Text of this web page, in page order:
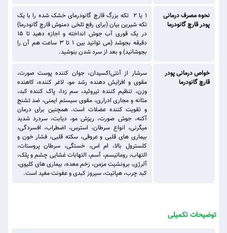
نحوه مصرف درمانی
پودر قارچ گانودرما
۱ یا ۲ تکه بزرگ قارچ ‌گانودرمای خشک شده را با یک
تکه شیرین بیان (برای رفع تلخی دمنوش قارچ گانودرما)
در یک قوری آب جوش انداخته و اجازه دهید تا 15
دقیقه بجوشد (می توانید بین 1 تا 3 ساعت هم آن را
بجوشانید) و بعد از سرد شدن بنوشید.
خواص درمانی پودر
قارچ گانودرما
سرشار از آنتی‌اکسیدان، جوان کننده پوست صورت،
مقوی و افزایش دهنده رشد مو، لاغر کننده، کاهنده
وزن، تنظیم کننده تیروئید، سم زدا، پاک کننده کبد،
مثانه و مجاری ادراری، مقوی سیستم ایمنی، ضد تشنج
و تقویت کننده عضلات است. همچنین برای درمان
آکنه، جوش صورت، ریزش مو، دیابت، سردرد شدید
میگرنی، انواع سرطان، استرس، اضطراب، افسردگی،
بیماری های قلبی و عروقی، سکته قلبی، فشار خون و
کلسترول بالا، ام اس، خستگی، سرطان پروستات،
التهاب، روماتیسم، آسم، التهابات غشایی چشم و پلک،
آلرژی، برونشیت مزمن، زخم معده، بیماری های کلیوی،
کبد چرب، هپاتیت، سیروز کبدی و عفونت مفید است.
توضیحات تکمیلی